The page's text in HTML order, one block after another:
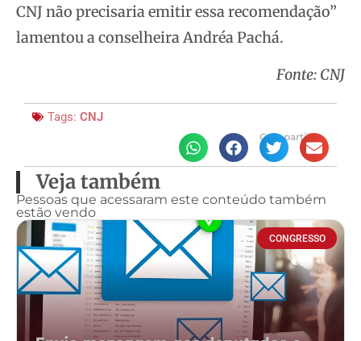
CNJ não precisaria emitir essa recomendação”
lamentou a conselheira Andréa Pachá.
Fonte: CNJ
Tags: CNJ
Compartilhe
Veja também
Pessoas que acessaram este conteúdo também
estão vendo
CONGRESSO